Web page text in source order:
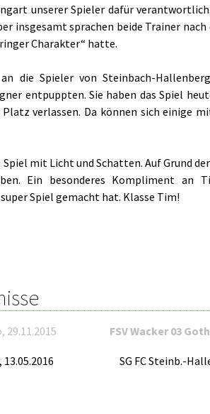
unserer Spieler dafür
insgesamt sprachen beide Trainer
Charakter“ hatte.
die Spieler von Steinbach-
entpuppten. Sie haben das Spiel
verlassen. Da können sich einige
Spiel mit Licht und Schatten. Auf Grund
Ein besonderes Kompliment an
Spiel gemacht hat. Klasse Tim!
29.11.2015 FSV Wacker 03
13.05.2016 SG FC Steinb.-